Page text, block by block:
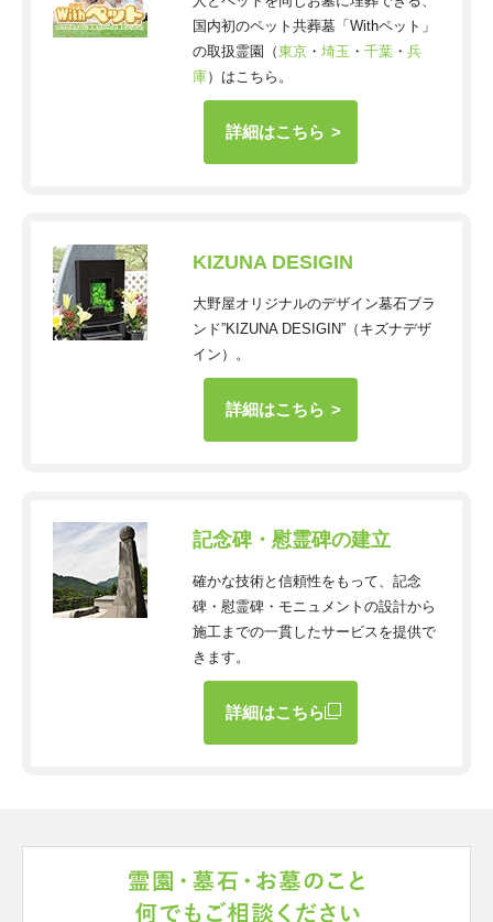
国内初のペット共葬墓「Withペット」
の取扱霊園（東京・ 埼玉 ・ 千葉・ 兵
庫）はこちら。
詳細はこちら
KIZUNA DESIGIN
大野屋オリジナルのデザイン墓石ブラ
ンド”KIZUNA DESIGIN”（キズナデザ
イン）。
詳細はこちら
記念碑・慰霊碑の建立
確かな技術と信頼性をもって、記念
碑・慰霊碑・モニュメントの設計から
施工までの一貫したサービスを提供で
きます。
詳細はこちら